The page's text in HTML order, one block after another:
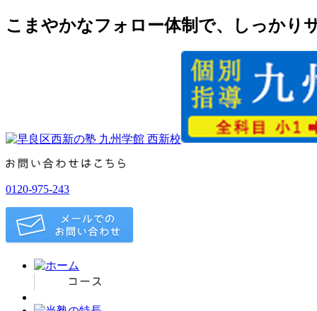
こまやかなフォロー体制で、しっかり
0120-975-243